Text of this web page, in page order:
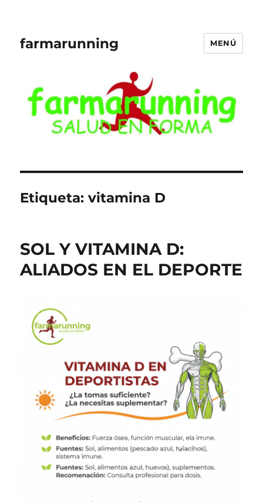
farmarunning MENÚ
Etiqueta:vitamina D
SOL Y VITAMINA D:
ALIADOS EN EL DEPORTE